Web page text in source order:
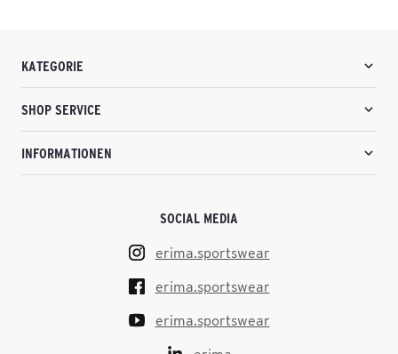
KATEGORIE
SHOP SERVICE
INFORMATIONEN
SOCIAL MEDIA
erima.sportswear
erima.sportswear
erima.sportswear